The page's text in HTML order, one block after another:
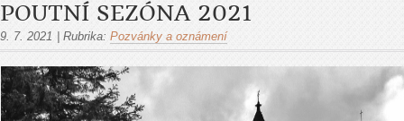
POUTNÍ SEZÓNA 2021
9. 7. 2021 Rubrika: Pozvánky a oznámení